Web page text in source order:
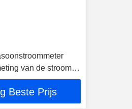
van de stroom
Beste Prijs